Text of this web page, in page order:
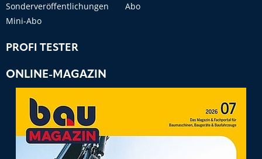
Sonderveröffentlichungen
Abo
Mini-Abo
PROFI TESTER
ONLINE-MAGAZIN